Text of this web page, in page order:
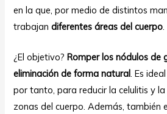
en la que, por medio de distintos
trabajandiferentes áreas del cuerpo
¿El objetivo?Romper los nódulos de
eliminación de forma natural. Es
por tanto, para reducir la celulitis y
zonas del cuerpo. Además, también